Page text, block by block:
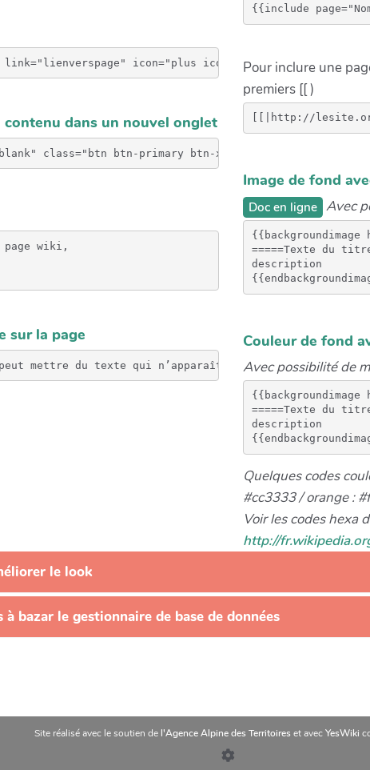
link="lienverspage" icon="plus icon-white" text="votre
dans un nouvel onglet
page wiki,
sur la page
Pour inclure une
premiers [[ )
Image de fond
Doc en ligne Avec
=====Texte du
description
Couleur de fond
Avec possibilité de
=====Texte du
description
Quelques codes
#cc3333 / orange :
Voir les codes hexa
http://
le look
bazar le gestionnaire de base de données
Site réalisé avec le soutien de l'Agence Alpine des Territoireset avec YesWiki